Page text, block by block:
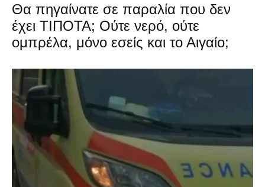
Θα πηγαίνατε σε παραλία που δεν
έχει ΤΙΠΟΤΑ; Ούτε νερό, ούτε
ομπρέλα, μόνο εσείς και το Αιγαίο;